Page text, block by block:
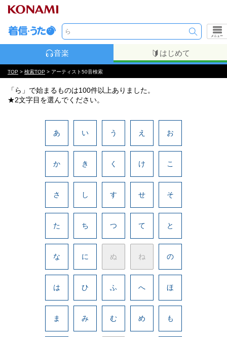
メニュー
音楽 はじめて
TOP > 検索TOP > アーティスト50音検索
「ら」で始まるものは100件以上ありました。
★2文字目を選んでください。
あ い う え お
か き く け こ
さ し す せ そ
た ち つ て と
な に ぬ ね の
は ひ ふ へ ほ
ま み む め も